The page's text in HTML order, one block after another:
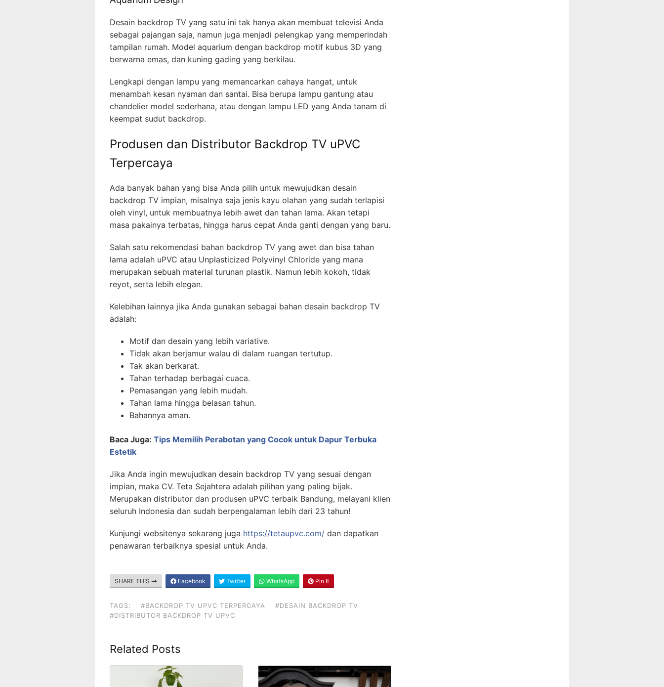
Desain backdrop TV yang satu ini tak hanya akan membuat televisi Anda
sebagai pajangan saja, namun juga menjadi pelengkap yang memperindah
tampilan rumah. Model aquarium dengan backdrop motif kubus 3D yang
berwarna emas, dan kuning gading yang berkilau.
Lengkapi dengan lampu yang memancarkan cahaya hangat, untuk
menambah kesan nyaman dan santai. Bisa berupa lampu gantung atau
chandelier model sederhana, atau dengan lampu LED yang Anda tanam di
keempat sudut backdrop.
Produsen dan Distributor Backdrop TV uPVC
Terpercaya
Ada banyak bahan yang bisa Anda pilih untuk mewujudkan desain
backdrop TV impian, misalnya saja jenis kayu olahan yang sudah terlapisi
oleh vinyl, untuk membuatnya lebih awet dan tahan lama. Akan tetapi
masa pakainya terbatas, hingga harus cepat Anda ganti dengan yang baru.
Salah satu rekomendasi bahan backdrop TV yang awet dan bisa tahan
lama adalah uPVC atau Unplasticized Polyvinyl Chloride yang mana
merupakan sebuah material turunan plastik. Namun lebih kokoh, tidak
reyot, serta lebih elegan.
Kelebihan lainnya jika Anda gunakan sebagai bahan desain backdrop TV
adalah:
Motif dan desain yang lebih variative.
Tidak akan berjamur walau di dalam ruangan tertutup.
Tak akan berkarat.
Tahan terhadap berbagai cuaca.
Pemasangan yang lebih mudah.
Tahan lama hingga belasan tahun.
Bahannya aman.
Baca Juga: Tips Memilih Perabotan yang Cocok untuk Dapur Terbuka
Estetik
Jika Anda ingin mewujudkan desain backdrop TV yang sesuai dengan
impian, maka CV. Teta Sejahtera adalah pilihan yang paling bijak.
Merupakan distributor dan produsen uPVC terbaik Bandung, melayani klien
seluruh Indonesia dan sudah berpengalaman lebih dari 23 tahun!
Kunjungi websitenya sekarang juga https://tetaupvc.com/ dan dapatkan
penawaran terbaiknya spesial untuk Anda.
SHARE THIS Facebook Twitter WhatsApp Pin It
TAGS: #BACKDROP TV UPVC TERPERCAYA
#DESAIN BACKDROP TV
#DISTRIBUTOR BACKDROP TV UPVC
Related Posts